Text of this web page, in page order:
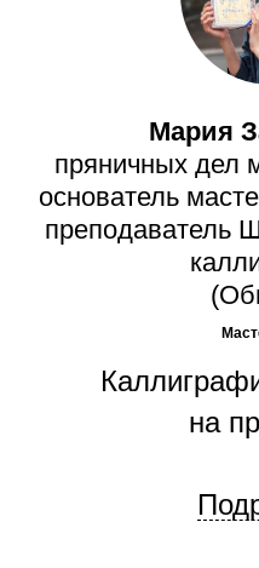
Мария
пряничных дел
основатель
преподаватель
на